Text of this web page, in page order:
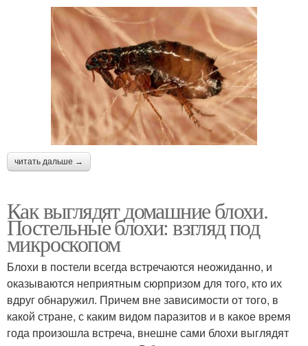
читать дальше →
Как выглядят домашние блохи.
Постельные блохи: взгляд под
микроскопом
Блохи в постели всегда встречаются неожиданно, и
оказываются неприятным сюрпризом для того, кто их
вдруг обнаружил. Причем вне зависимости от того, в
какой стране, с каким видом паразитов и в какое время
года произошла встреча, внешне сами блохи выглядят